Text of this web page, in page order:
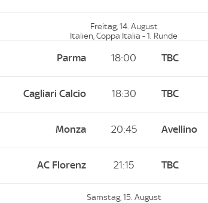
Freitag, 14. August
Italien, Coppa Italia - 1. Runde
Parma 18:00 TBC
Cagliari Calcio 18:30 TBC
Monza 20:45 Avellino
AC Florenz 21:15 TBC
Samstag, 15. August